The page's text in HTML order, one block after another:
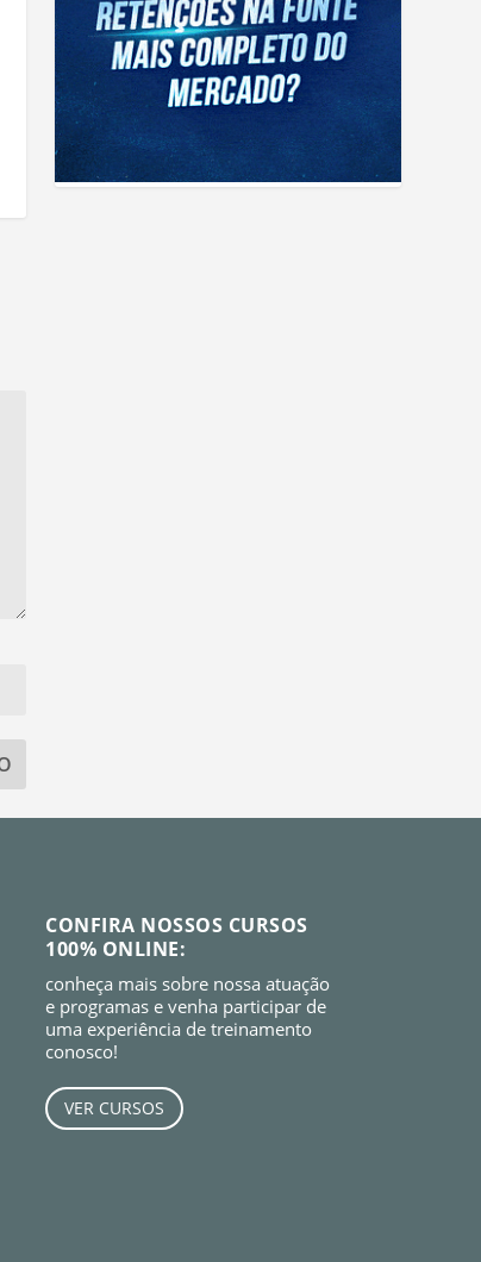
CONFIRA NOSSOS CURSOS
100% ONLINE:
conheça mais sobre nossa atuação
e programas e venha participar de
uma experiência de treinamento
conosco!
VER CURSOS